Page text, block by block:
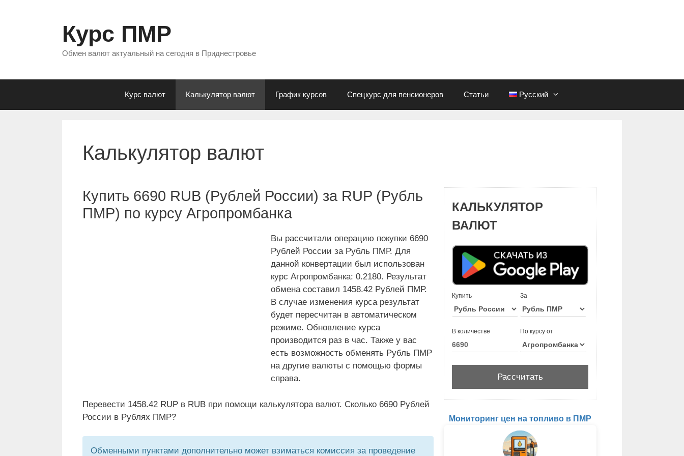
Курс ПМР
Обмен валют актуальный на сегодня в Приднестровье
Курс валют Калькулятор валют График курсов Спецкурс для пенсионеров Статьи Русский
Калькулятор валют
Купить 6690 RUB (Рублей России) за RUP (Рубль
ПМР) по курсу Агропромбанка
Вы рассчитали операцию покупки 6690
Рублей России за Рубль ПМР. Для
данной конвертации был использован
курс Агропромбанка: 0.2180. Результат
обмена составил 1458.42 Рублей ПМР.
В случае изменения курса результат
будет пересчитан в автоматическом
режиме. Обновление курса
производится раз в час. Также у вас
есть возможность обменять Рубль ПМР
на другие валюты с помощью формы
справа.
Перевести 1458.42 RUP в RUB при помощи калькулятора валют. Сколько 6690 Рублей
России в Рублях ПМР?
Обменными пунктами дополнительно может взиматься комиссия за проведение
КАЛЬКУЛЯТОР
ВАЛЮТ
Купить За
В количестве По курсу от
Мониторинг цен на топливо в ПМР